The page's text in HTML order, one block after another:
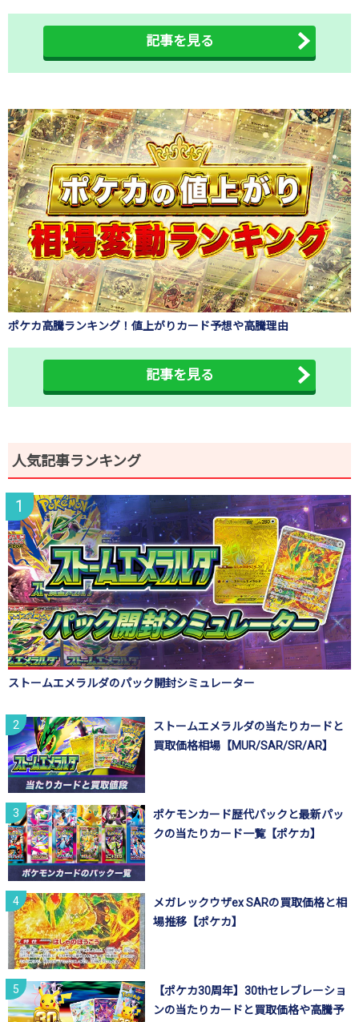
記事を見る
ポケカ高騰ランキング！値上がりカード予想や高騰理由
記事を見る
人気記事ランキング
ストームエメラルダのパック開封シミュレーター
ストームエメラルダの当たりカードと
買取価格相場【MUR/SAR/SR/AR】
ポケモンカード歴代パックと最新パッ
クの当たりカード一覧【ポケカ】
メガレックウザex SARの買取価格と相
場推移【ポケカ】
【ポケカ30周年】30thセレブレーショ
ンの当たりカードと買取価格や高騰予